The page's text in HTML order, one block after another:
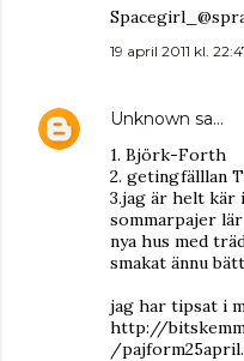
19 april 2011 kl.
Unknown sa…
1. Björk-Forth
2. getingfälllan
3.jag är helt kär
sommarpajer
nya hus med
smakat ännu
jag har tipsat i
http://
/